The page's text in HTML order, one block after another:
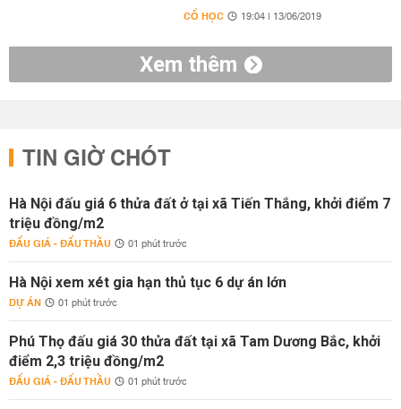
CỔ HỌC 19:04 | 13/06/2019
Xem thêm
TIN GIỜ CHÓT
Hà Nội đấu giá 6 thửa đất ở tại xã Tiến Thắng, khởi điểm 7
triệu đồng/m2
ĐẤU GIÁ - ĐẤU THẦU 01 phút trước
Hà Nội xem xét gia hạn thủ tục 6 dự án lớn
DỰ ÁN 01 phút trước
Phú Thọ đấu giá 30 thửa đất tại xã Tam Dương Bắc, khởi
điểm 2,3 triệu đồng/m2
ĐẤU GIÁ - ĐẤU THẦU 01 phút trước